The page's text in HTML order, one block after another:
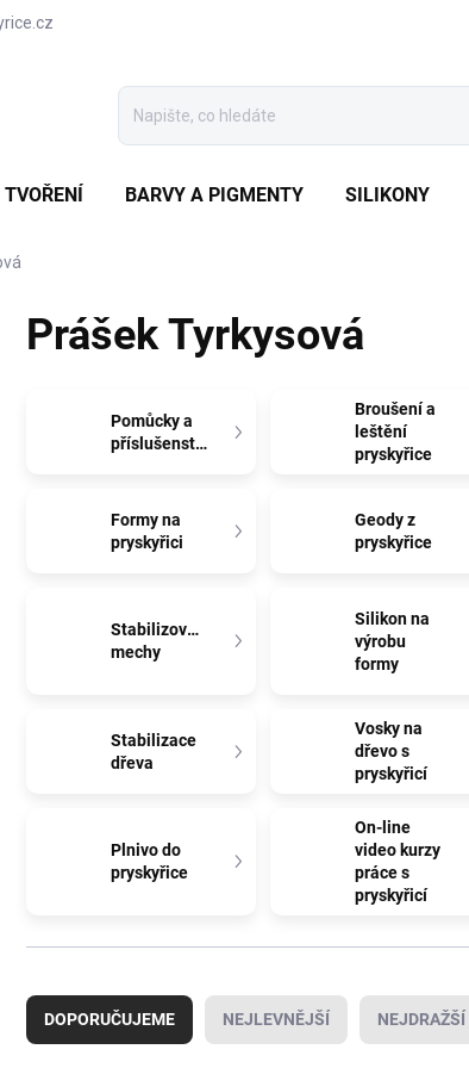
TVOŘENÍ BARVY A PIGMENTY SILIKONY
Prášek Tyrkysová
Pomůcky a
příslušenství
Broušení a
leštění
pryskyřice
Formy na
pryskyřici
Geody z
pryskyřice
Stabilizované
mechy
Silikon na
výrobu
formy
Stabilizace
dřeva
Vosky na
dřevo s
pryskyřicí
Plnivo do
pryskyřice
On-line
video kurzy
práce s
pryskyřicí
a
z
DOPORUČUJEME NEJLEVNĚJŠÍ NEJDRAŽŠÍ